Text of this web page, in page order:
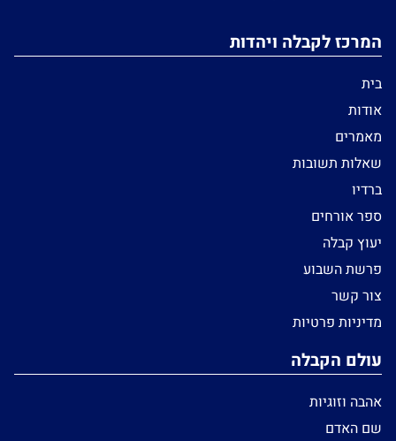
המרכז לקבלה ויהדות
בית
אודות
מאמרים
שאלות תשובות
ברדיו
ספר אורחים
יעוץ קבלה
פרשת השבוע
צור קשר
מדיניות פרטיות
עולם הקבלה
אהבה וזוגיות
שם האדם